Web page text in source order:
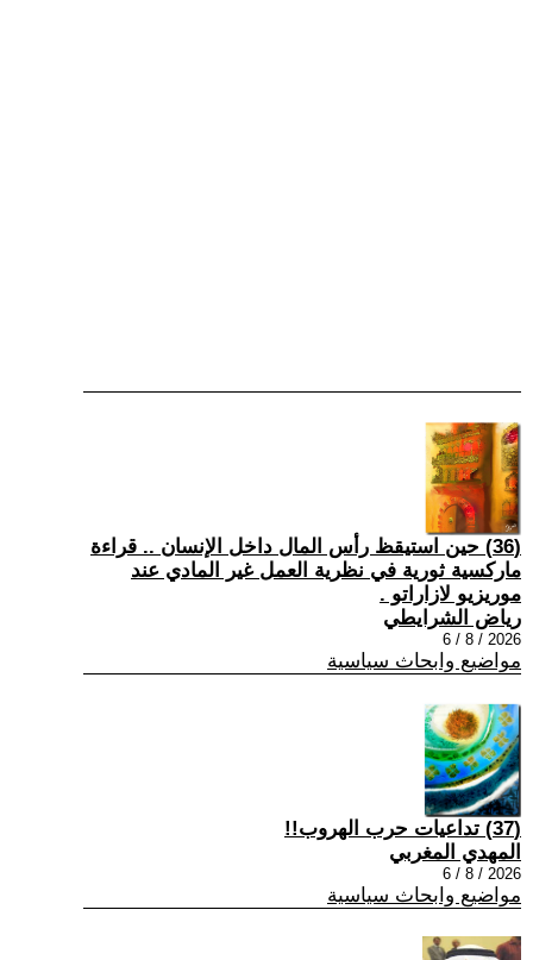
(36) حين استيقظ رأس المال داخل الإنسان .. قراءة
ماركسية ثورية في نظرية العمل غير المادي عند
موريزيو لازاراتو .
رياض الشرايطي
2026 / 8 / 6
مواضيع وابحاث سياسية
(37) تداعيات حرب الهروب!!
المهدي المغربي
2026 / 8 / 6
مواضيع وابحاث سياسية